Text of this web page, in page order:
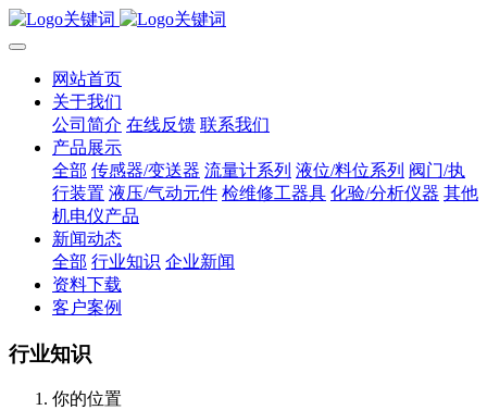
网站首页
关于我们
公司简介 在线反馈 联系我们
产品展示
全部 传感器/变送器 流量计系列 液位/料位系列 阀门/执
行装置 液压/气动元件 检维修工器具 化验/分析仪器 其他
机电仪产品
新闻动态
全部 行业知识 企业新闻
资料下载
客户案例
行业知识
你的位置